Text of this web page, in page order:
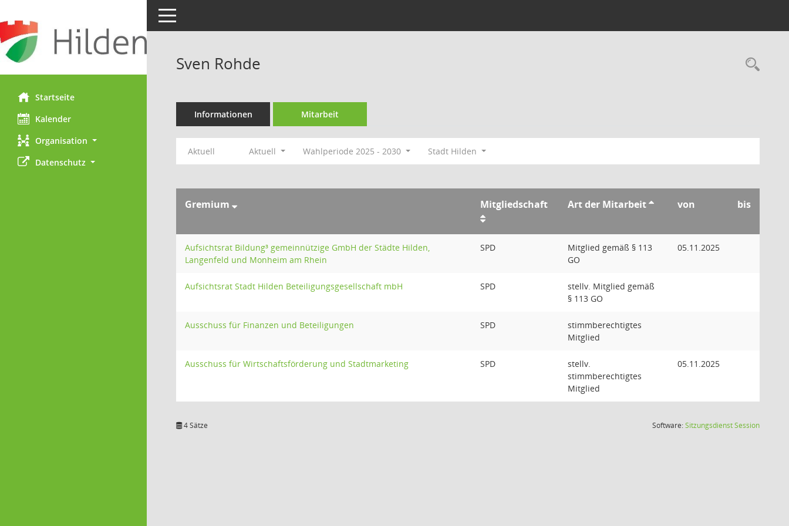
Startseite
Kalender
Organisation
Datenschutz
Toggle navigation
Sven Rohde
Informationen Mitarbeit
Aktuell Aktuell Wahlperiode 2025 - 2030 Stadt Hilden
Gremium Mitgliedschaft Art der Mitarbeit von bis
Aufsichtsrat Bildung³ gemeinnützige GmbH der Städte Hilden,
Langenfeld und Monheim am Rhein
SPD
Mitglied gemäß § 113
GO
05.11.2025
Aufsichtsrat Stadt Hilden Beteiligungsgesellschaft mbH SPD
stellv. Mitglied gemäß
§ 113 GO
Ausschuss für Finanzen und Beteiligungen SPD
stimmberechtigtes
Mitglied
Ausschuss für Wirtschaftsförderung und Stadtmarketing SPD
stellv.
stimmberechtigtes
Mitglied
05.11.2025
4 Sätze Software:SitzungsdienstSession(Wird in